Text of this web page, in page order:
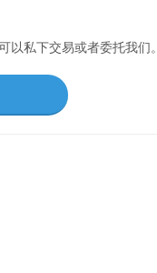
以私下交易或者委托我们。